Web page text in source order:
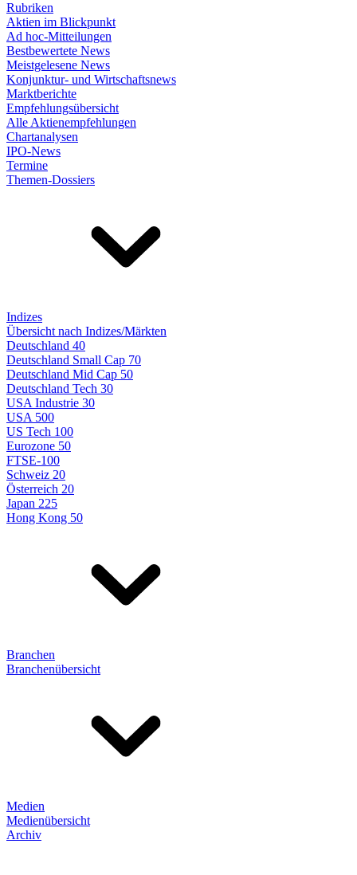
Rubriken
Aktien im Blickpunkt
Ad hoc-Mitteilungen
Bestbewertete News
Meistgelesene News
Konjunktur- und Wirtschaftsnews
Marktberichte
Empfehlungsübersicht
Alle Aktienempfehlungen
Chartanalysen
IPO-News
Termine
Themen-Dossiers
Indizes
Übersicht nach Indizes/Märkten
Deutschland 40
Deutschland Small Cap 70
Deutschland Mid Cap 50
Deutschland Tech 30
USA Industrie 30
USA 500
US Tech 100
Eurozone 50
FTSE-100
Schweiz 20
Österreich 20
Japan 225
Hong Kong 50
Branchen
Branchenübersicht
Medien
Medienübersicht
Archiv